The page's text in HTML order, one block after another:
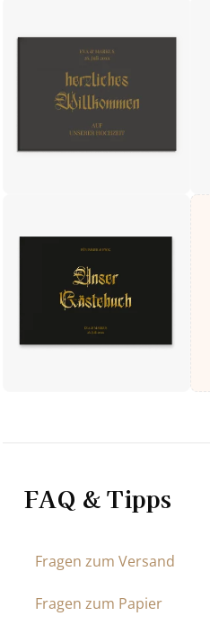
FAQ & Tipps
Fragen zum Versand
Fragen zum Papier